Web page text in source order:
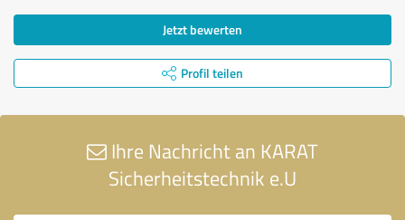
Jetzt bewerten
Profil teilen
Ihre Nachricht an KARAT
Sicherheitstechnik e.U